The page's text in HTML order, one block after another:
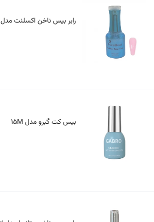
رابر بیس ناخن اکسلنت مدل F03
بیس کت گبرو مدل 15M